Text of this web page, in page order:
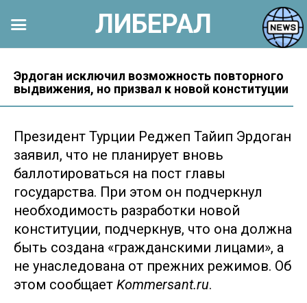
контенту
Эрдоган исключил возможность повторного
выдвижения, но призвал к новой конституции
Президент Турции Реджеп Тайип Эрдоган
заявил, что не планирует вновь
баллотироваться на пост главы
государства. При этом он подчеркнул
необходимость разработки новой
конституции, подчеркнув, что она должна
быть создана «гражданскими лицами», а
не унаследована от прежних режимов. Об
этом сообщает Kommersant.ru.
ЛИБЕРАЛ